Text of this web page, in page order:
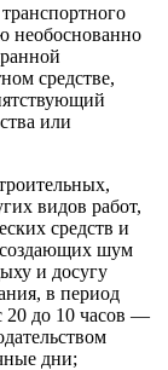
необоснованно
средстве,
или
видов работ,
средств и
создающих шум
и досугу
в период
20 до 10 часов —
дни;